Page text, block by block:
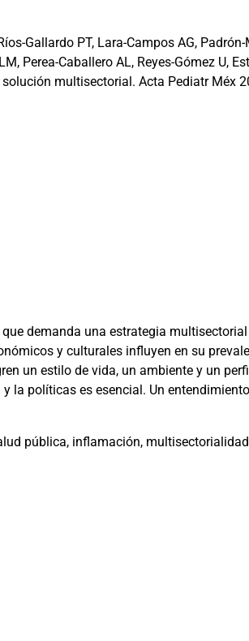
Gallardo PT, Lara-Campos AG,
Perea-Caballero AL, Reyes-Gómez U,
multisectorial. Acta Pediatr Méx
demanda una estrategia
y culturales influyen en su
un estilo de vida, un ambiente y un
la políticas es esencial. Un
pública, inflamación,